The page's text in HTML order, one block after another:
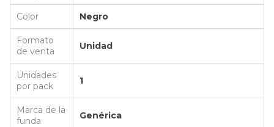
Color Negro
Formato
de venta
Unidad
Unidades
por pack
1
Marca de la
funda
Genérica